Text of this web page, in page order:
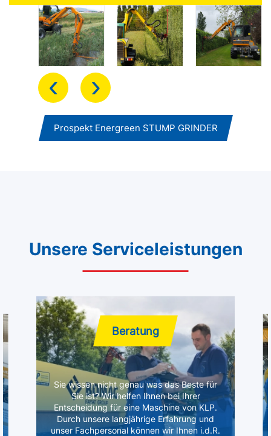
‹ ›
Prospekt Energreen STUMP GRINDER
Unsere Serviceleistungen
Beratung
Sie wissen nicht genau was das Beste für
Sie ist? Wir helfen Ihnen bei Ihrer
Entscheidung für eine Maschine von KLP.
Durch unsere langjährige Erfahrung und
unser Fachpersonal können wir Ihnen i.d.R.